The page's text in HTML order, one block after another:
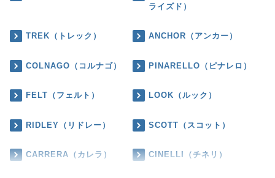
ライズド）
TREK（トレック） ANCHOR（アンカー）
COLNAGO（コルナゴ） PINARELLO（ピナレロ）
FELT（フェルト） LOOK（ルック）
RIDLEY（リドレー） SCOTT（スコット）
CARRERA（カレラ） CINELLI（チネリ）